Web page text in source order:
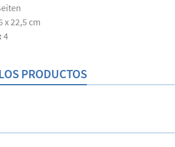
x 22,5 cm
4
PRODUCTOS